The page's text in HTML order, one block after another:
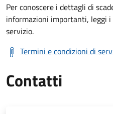
Per conoscere i dettagli di
informazioni importanti, leggi
servizio.
Termini e condizioni di
Contatti